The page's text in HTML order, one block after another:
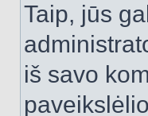
Taip, jūs
iš savo